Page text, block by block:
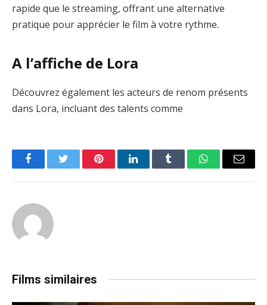
rapide que le streaming, offrant une alternative
pratique pour apprécier le film à votre rythme.
A l’affiche de Lora
Découvrez également les acteurs de renom présents
dans Lora, incluant des talents comme
FacebookTwitter PinterestLinkedInTumblr WhatsAppEmail
Films similaires